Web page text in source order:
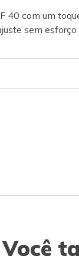
40 com um
sem esforço
Você